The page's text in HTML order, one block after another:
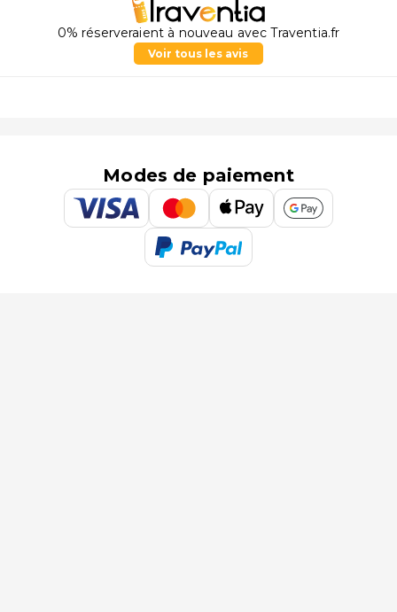
0% réserveraient à nouveau avec Traventia.fr
Voir tous les avis
Modes de paiement